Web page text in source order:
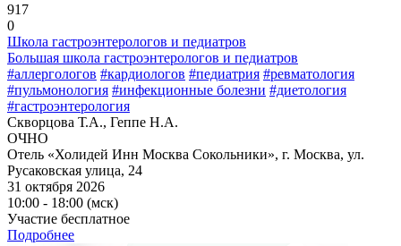
917
0
Школа гастроэнтерологов и педиатров
Большая школа гастроэнтерологов и педиатров
#аллергологов #кардиологов #педиатрия #ревматология
#пульмонология #инфекционные болезни #диетология
#гастроэнтерология
Скворцова Т.А., Геппе Н.А.
ОЧНО
Отель «Холидей Инн Москва Сокольники», г. Москва, ул.
Русаковская улица, 24
31 октября 2026
10:00 - 18:00 (мск)
Участие бесплатное
Подробнее